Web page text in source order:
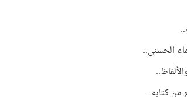
الحسنى..
كتابه..